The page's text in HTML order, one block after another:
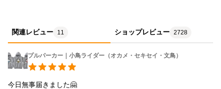
関連レビュー 11 ショップレビュー 2728
プルパーカー｜小鳥ライダー（オカメ・セキセイ・文鳥）
今日無事届きました🤗